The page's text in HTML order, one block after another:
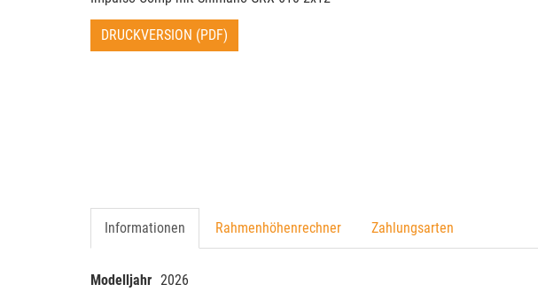
DRUCKVERSION (PDF)
Informationen Rahmenhöhenrechner Zahlungsarten
Modelljahr 2026